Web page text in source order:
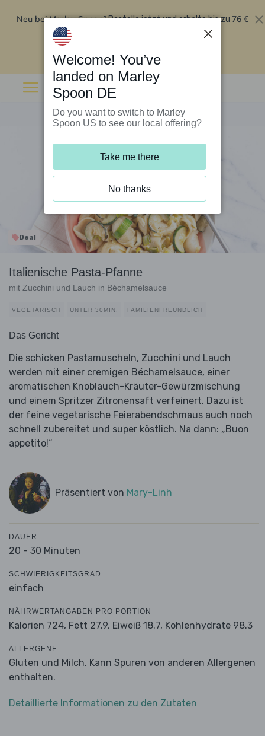
Neu bei Marley Spoon?Bestelle jetzt und erhalte bis zu 76 €
Rabatt auf deine ersten fünf Boxen
Deal
Italienische Pasta-Pfanne
mit Zucchini und Lauch in Béchamelsauce
VEGETARISCH UNTER 30MIN. FAMILIENFREUNDLICH
Das Gericht
Die schicken Pastamuscheln, Zucchini und Lauch
werden mit einer cremigen Béchamelsauce, einer
aromatischen Knoblauch-Kräuter-Gewürzmischung
und einem Spritzer Zitronensaft verfeinert. Dazu ist
der feine vegetarische Feierabendschmaus auch noch
schnell zubereitet und super köstlich. Na dann: „Buon
appetito!“
Präsentiert von Mary-Linh
DAUER
20 - 30 Minuten
SCHWIERIGKEITSGRAD
einfach
NÄHRWERTANGABEN PRO PORTION
Kalorien 724, Fett 27.9, Eiweiß 18.7, Kohlenhydrate 98.3
ALLERGENE
Gluten und Milch. Kann Spuren von anderen Allergenen
enthalten.
Detaillierte Informationen zu den Zutaten
Welcome! You’ve
landed on Marley
Spoon DE
Do you want to switch to Marley
Spoon US to see our local offering?
Take me there
No thanks